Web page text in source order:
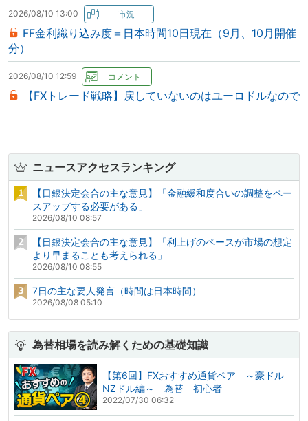
2026/08/10 13:00
FF金利織り込み度＝日本時間10日現在（9月、10月開催
分）
2026/08/10 12:59
【FXトレード戦略】戻していないのはユーロドルなので
ニュースアクセスランキング
【日銀決定会合の主な意見】「金融緩和度合いの調整をペー
スアップする必要がある」
2026/08/10 08:57
【日銀決定会合の主な意見】「利上げのペースが市場の想定
より早まることも考えられる」
2026/08/10 08:55
7日の主な要人発言（時間は日本時間）
2026/08/08 05:10
為替相場を読み解くための基礎知識
【第6回】FXおすすめ通貨ペア ～豪ドル
NZドル編～ 為替 初心者
2022/07/30 06:32